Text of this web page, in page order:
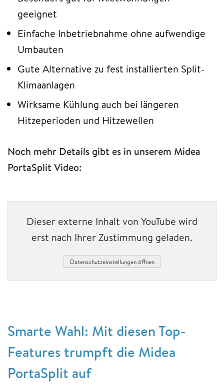
geeignet
Einfache Inbetriebnahme ohne aufwendige
Umbauten
Gute Alternative zu fest installierten Split-
Klimaanlagen
Wirksame Kühlung auch bei längeren
Hitzeperioden und Hitzewellen
Noch mehr Details gibt es in unserem Midea
PortaSplit Video:
Dieser externe Inhalt von YouTube wird
erst nach Ihrer Zustimmung geladen.
Datenschutzeinstellungen öffnen
Smarte Wahl: Mit diesen Top-
Features trumpft die Midea
PortaSplit auf